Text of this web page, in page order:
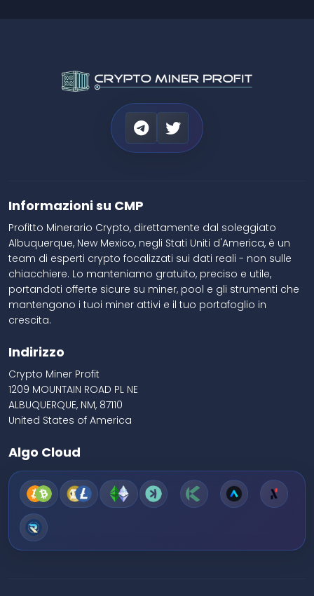
Informazioni su CMP
Profitto Minerario Crypto, direttamente dal soleggiato
Albuquerque, New Mexico, negli Stati Uniti d'America, è un
team di esperti crypto focalizzati sui dati reali - non sulle
chiacchiere. Lo manteniamo gratuito, preciso e utile,
portandoti offerte sicure su miner, pool e gli strumenti che
mantengono i tuoi miner attivi e il tuo portafoglio in
crescita.
Indirizzo
Crypto Miner Profit
1209 MOUNTAIN ROAD PL NE
ALBUQUERQUE, NM, 87110
United States of America
Algo Cloud